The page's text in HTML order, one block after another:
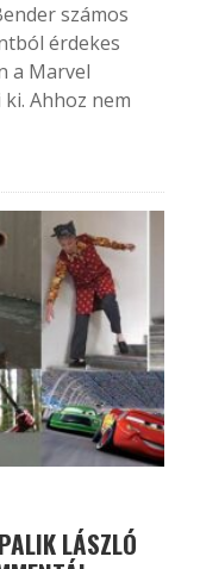
számos
érdekes
a Marvel
Ahhoz nem
LÁSZLÓ